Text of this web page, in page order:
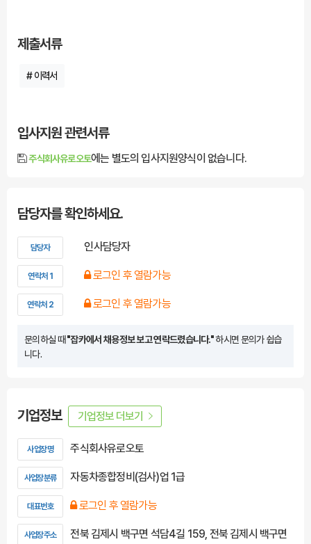
제출서류
# 이력서
입사지원 관련서류
주식회사유로오토에는 별도의 입사지원양식이 없습니다.
담당자를 확인하세요.
담당자 인사담당자
연락처 1 로그인 후 열람가능
연락처 2 로그인 후 열람가능
문의하실 때"잡카에서 채용정보 보고 연락드렸습니다."하시면 문의가 쉽습
니다.
기업정보 기업정보 더보기
사업장명 주식회사유로오토
사업장분류 자동차종합정비(검사)업 1급
대표번호 로그인 후 열람가능
사업장주소
전북 김제시 백구면 석담4길 159, 전북 김제시 백구면